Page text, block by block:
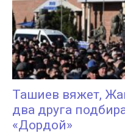
Ташиев вяжет,
два друга
«Дордой»